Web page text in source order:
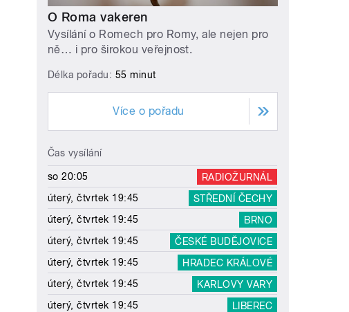
O Roma vakeren
Vysílání o Romech pro Romy, ale nejen pro
ně… i pro širokou veřejnost.
Délka pořadu: 55 minut
Více o pořadu
Čas vysílání
so 20:05
RADIOŽURNÁL
úterý, čtvrtek 19:45
STŘEDNÍ ČECHY
úterý, čtvrtek 19:45
BRNO
úterý, čtvrtek 19:45
ČESKÉ BUDĚJOVICE
úterý, čtvrtek 19:45
HRADEC KRÁLOVÉ
úterý, čtvrtek 19:45
KARLOVY VARY
úterý, čtvrtek 19:45
LIBEREC